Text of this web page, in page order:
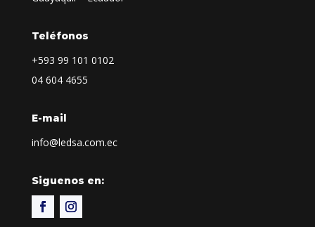
Teléfonos
+593 99 101 0102
04 604 4655
E-mail
info@ledsa.com.ec
Siguenos en: